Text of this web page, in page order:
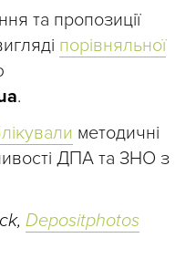
та пропозиції
порівняльної
.
методичні
ДПА та ЗНО з
Depositphotos